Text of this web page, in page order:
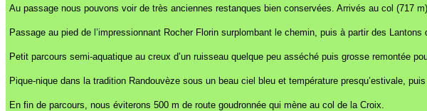
Au passage nous pouvons voir de très anciennes restanques bien conservées. Arrivés au col (717
Passage au pied de l’impressionnant Rocher Florin surplombant le chemin, puis à partir des
Petit parcours semi-aquatique au creux d’un ruisseau quelque peu asséché puis grosse remontée
Pique-nique dans la tradition Randouvèze sous un beau ciel bleu et température presqu’estivale,
En fin de parcours, nous éviterons 500 m de route goudronnée qui mène au col de la Croix.